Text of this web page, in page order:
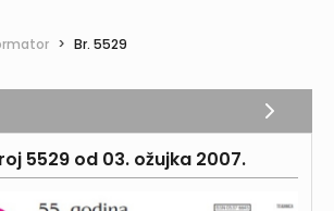
> Br. 5529
5529 od 03. ožujka 2007.